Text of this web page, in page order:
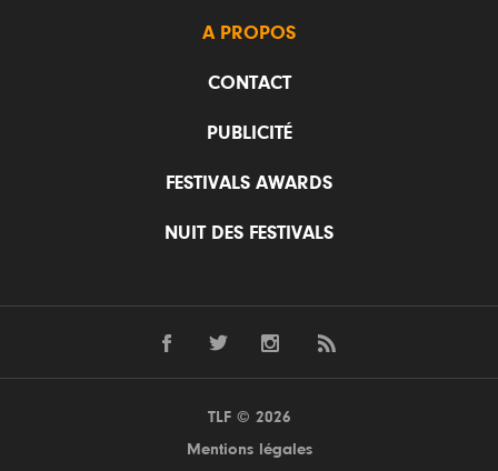
A PROPOS
CONTACT
PUBLICITÉ
FESTIVALS AWARDS
NUIT DES FESTIVALS
TLF © 2026
Mentions légales